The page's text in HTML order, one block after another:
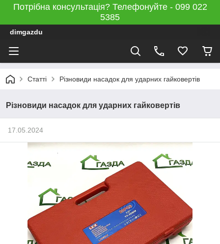
Потрібна консультація? Телефонуйте - 099 022
5385
dimgazdu
Статті Різновиди насадок для ударних гайковертів
Різновиди насадок для ударних гайковертів
17.05.2024